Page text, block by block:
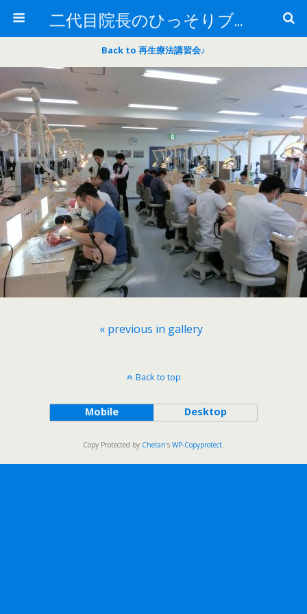
二代目院長のひっそりブログ
Back to 再生療法講習会♪
« previous in gallery
Back to top
Mobile Desktop
Copy Protected by Chetan's WP-Copyprotect.